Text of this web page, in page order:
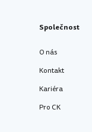
Společnost
O nás
Kontakt
Kariéra
Pro CK